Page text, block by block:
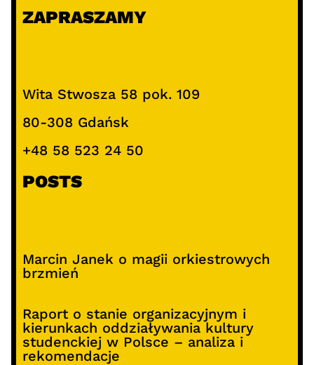
ZAPRASZAMY
Wita Stwosza 58 pok. 109
80-308 Gdańsk
+48 58 523 24 50
POSTS
Marcin Janek o magii orkiestrowych
brzmień
Raport o stanie organizacyjnym i
kierunkach oddziaływania kultury
studenckiej w Polsce – analiza i
rekomendacje